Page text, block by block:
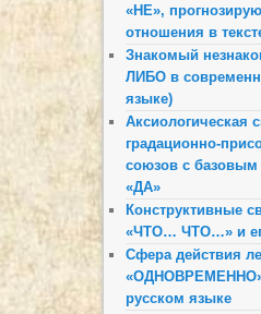
«НЕ»,
отношения в
Знакомый
ЛИБО в
языке)
Аксиологическая
градационно-
союзов с
«ДА»
Конструктивные
«ЧТО… ЧТО…» и
Сфера действия
русском языке